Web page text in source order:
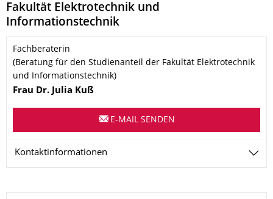
Fakultät Elektrotechnik und
Informationstechnik
Name
Fachberaterin
(Beratung für den Studienanteil der Fakultät Elektrotechnik
und Informationstechnik)
Frau Dr. Julia Kuß
E-MAIL SENDEN
Kontaktinformationen